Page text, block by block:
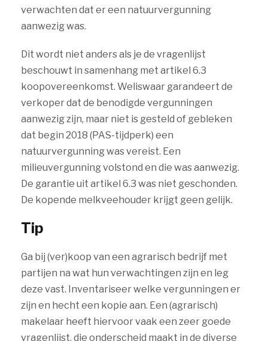
verwachten dat er een natuurvergunning
aanwezig was.
Dit wordt niet anders als je de vragenlijst
beschouwt in samenhang met artikel 6.3
koopovereenkomst. Weliswaar garandeert de
verkoper dat de benodigde vergunningen
aanwezig zijn, maar niet is gesteld of gebleken
dat begin 2018 (PAS-tijdperk) een
natuurvergunning was vereist. Een
milieuvergunning volstond en die was aanwezig.
De garantie uit artikel 6.3 was niet geschonden.
De kopende melkveehouder krijgt geen gelijk.
Tip
Ga bij (ver)koop van een agrarisch bedrijf met
partijen na wat hun verwachtingen zijn en leg
deze vast. Inventariseer welke vergunningen er
zijn en hecht een kopie aan. Een (agrarisch)
makelaar heeft hiervoor vaak een zeer goede
vragenlijst, die onderscheid maakt in de diverse